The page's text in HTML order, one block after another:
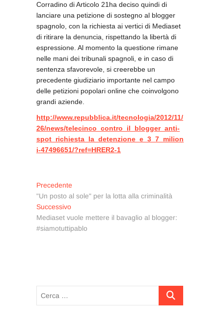
Corradino di Articolo 21ha deciso quindi di
lanciare una petizione di sostegno al blogger
spagnolo, con la richiesta ai vertici di Mediaset
di ritirare la denuncia, rispettando la libertà di
espressione. Al momento la questione rimane
nelle mani dei tribunali spagnoli, e in caso di
sentenza sfavorevole, si creerebbe un
precedente giudiziario importante nel campo
delle petizioni popolari online che coinvolgono
grandi aziende.
http://www.repubblica.it/tecnologia/2012/11/
26/news/telecinco_contro_il_blogger_anti-
spot_richiesta_la_detenzione_e_3_7_milion
i-47496651/?ref=HRER2-1
Navigazione
articoli
Precedente
precedente:
"Un posto al sole" per la lotta alla criminalità
SuccessivoArticolo
successivo:
Mediaset vuole mettere il bavaglio al blogger:
#siamotuttipablo
Cerca